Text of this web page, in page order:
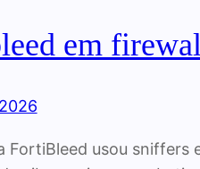
em
FortiBleed usou